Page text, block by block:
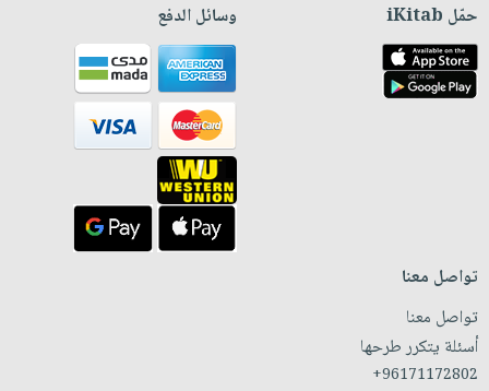
حمّل iKitab وسائل الدفع
تواصل معنا
تواصل معنا
أسئلة يتكرر طرحها
+96171172802